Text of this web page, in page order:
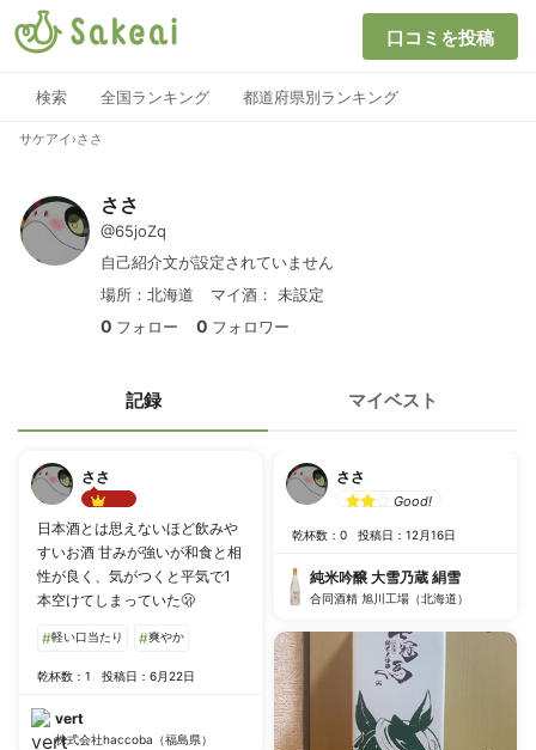
口コミを投稿
検索 全国ランキング 都道府県別ランキング
サケアイ ›ささ
ささ
@65joZq
自己紹介文が設定されていません
場所：北海道
マイ酒： 未設定
0 フォロー 0 フォロワー
記録 マイベスト
ささ
Best!!
日本酒とは思えないほど飲みや
すいお酒 甘みが強いが和食と相
性が良く、気がつくと平気で1
本空けてしまっていた🫢
#軽い口当たり #爽やか
乾杯数：1 投稿日：6月22日
vert
株式会社haccoba（福島県）
ささ
Good!
乾杯数：0 投稿日：12月16日
純米吟醸 大雪乃蔵 絹雪
合同酒精 旭川工場（北海道）